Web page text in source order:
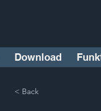
Download
< Back